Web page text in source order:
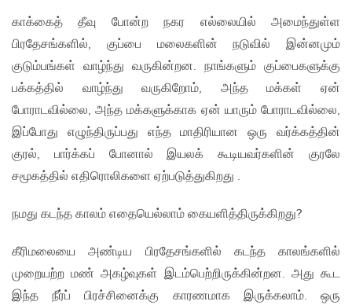
காக்கைத் தீவு போன்ற நகர எல்லையில் அமைந்துள்ள
பிரதேசங்களில், குப்பை மலைகளின் நடுவில் இன்னமும்
குடும்பங்கள் வாழ்ந்து வருகின்றன. நாங்களும் குப்பைகளுக்கு
பக்கத்தில் வாழ்ந்து வருகிறோம், அந்த மக்கள் ஏன்
போராடவில்லை, அந்த மக்களுக்காக ஏன் யாரும் போராடவில்லை,
இப்போது எழுந்திருப்பது எந்த மாதிரியான ஒரு வர்க்கத்தின்
குரல், பார்க்கப் போனால் இயலக் கூடியவர்களின் குரலே
சமூகத்தில் எதிரொலிகளை ஏற்படுத்துகிறது .
நமது கடந்த காலம் எதையெல்லாம் கையளித்திருக்கிறது?
கீரிமலையை அண்டிய பிரதேசங்களில் கடந்த காலங்களில்
முறையற்ற மண் அகழ்வுகள் இடம்பெற்றிருக்கின்றன. அது கூட
இந்த நீர்ப் பிரச்சினைக்கு காரணமாக இருக்கலாம். ஒரு